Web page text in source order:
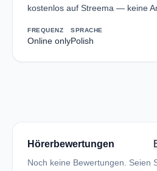
kostenlos auf Streema — keine
FREQUENZ
Online only
SPRACHE
Polish
Hörerbewertungen
Noch keine Bewertungen. Seien